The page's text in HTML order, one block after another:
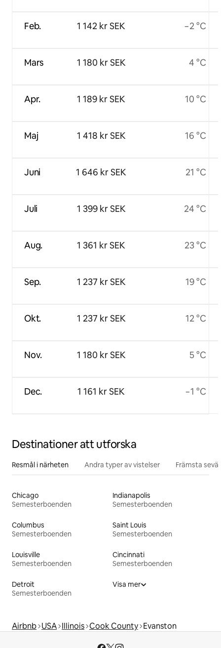
Feb.
Mars
Apr.
Maj
Juni
Juli
Aug.
Sep.
Okt.
Nov.
Dec.
1 142 kr SEK
1 180 kr SEK
1 189 kr SEK
1 418 kr SEK
1 646 kr SEK
1 399 kr SEK
1 361 kr SEK
1 237 kr SEK
1 237 kr SEK
1 180 kr SEK
1 161 kr SEK
−2 °C
4 °C
10 °C
16 °C
21 °C
24 °C
23 °C
19 °C
12 °C
5 °C
−1 °C
Destinationer att utforska
Resmål i närheten Andra typer av vistelser Främsta
Chicago
Semesterboenden
Indianapolis
Semesterboenden
Columbus
Semesterboenden
Saint Louis
Semesterboenden
Louisville
Semesterboenden
Cincinnati
Semesterboenden
Detroit
Semesterboenden
Visa mer
Airbnb USA Illinois Cook County Evanston